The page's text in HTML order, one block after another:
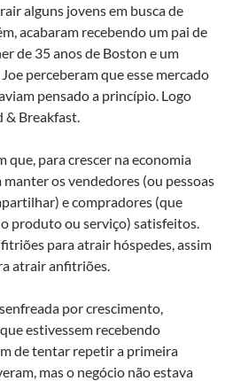
alguns jovens em busca de
acabaram recebendo um pai de
de 35 anos de Boston e um
perceberam que esse mercado
pensado a princípio. Logo
& Breakfast.
que, para crescer na economia
os vendedores (ou pessoas
e compradores (que
produto ou serviço) satisfeitos.
para atrair hóspedes, assim
atrair anfitriões.
por crescimento,
estivessem recebendo
de tentar repetir a primeira
mas o negócio não estava